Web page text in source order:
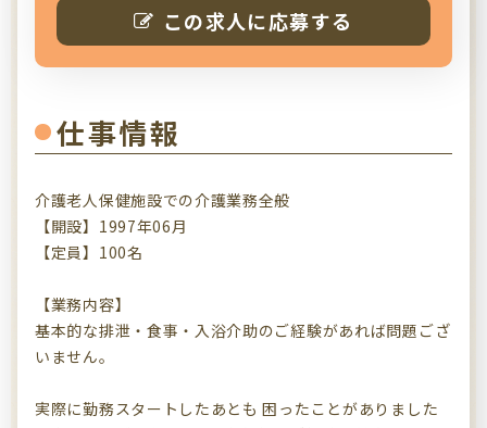
この求人に応募する
仕事情報
介護老人保健施設での介護業務全般
【開設】1997年06月
【定員】100名
【業務内容】
基本的な排泄・食事・入浴介助のご経験があれば問題ござ
いません。
実際に勤務スタートしたあとも 困ったことがありました